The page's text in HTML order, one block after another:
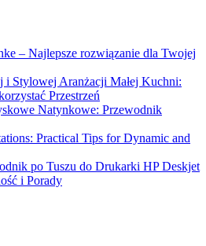
– Najlepsze rozwiązanie dla Twojej
i Stylowej Aranżacji Małej Kuchni:
Przestrzeń
Natynkowe: Przewodnik
Practical Tips for Dynamic and
po Tuszu do Drukarki HP Deskjet
i Porady